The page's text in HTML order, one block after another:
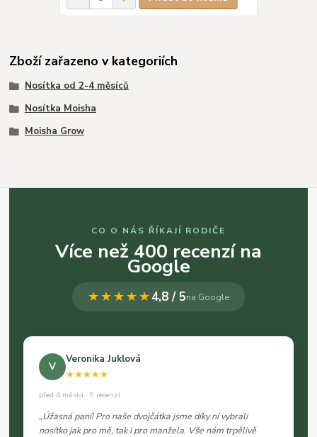
Zboží zařazeno v kategoriích
Nosítka od 2-4 měsíců
Nosítka Moisha
Moisha Grow
CO O NÁS ŘÍKAJÍ RODIČE
Více než 400 recenzí na
Google
★★★★★4,8 / 5na Google
V
Veronika Juklová
★★★★★
před 4 měsíci · 9 recenzí
„Úžasná paní! Pro naše dvojčátka jsme díky ní vybrali
nosítko jak pro mě, tak i pro manžela. Vše nám trpělivě